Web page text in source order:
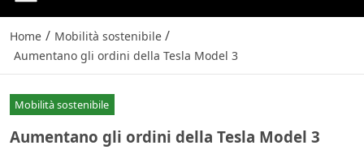
Home / Mobilità sostenibile /
Aumentano gli ordini della Tesla Model 3
Mobilità sostenibile
Aumentano gli ordini della Tesla Model 3